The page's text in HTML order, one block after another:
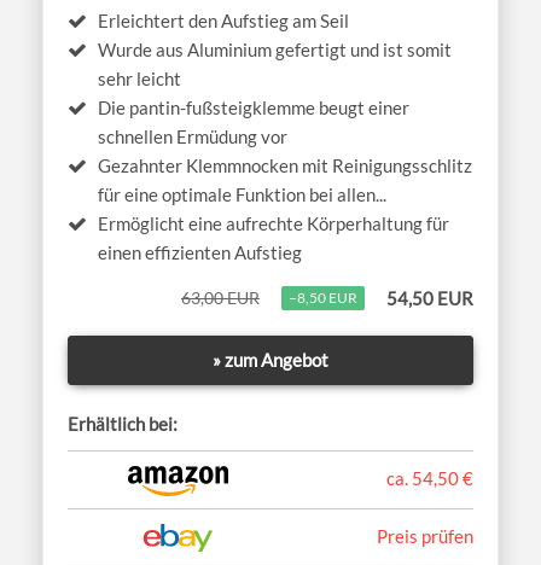
Erleichtert den Aufstieg am Seil
Wurde aus Aluminium gefertigt und ist somit
sehr leicht
Die pantin-fußsteigklemme beugt einer
schnellen Ermüdung vor
Gezahnter Klemmnocken mit Reinigungsschlitz
für eine optimale Funktion bei allen...
Ermöglicht eine aufrechte Körperhaltung für
einen effizienten Aufstieg
63,00 EUR −8,50 EUR 54,50 EUR
» zum Angebot
Erhältlich bei:
ca. 54,50 €
Preis prüfen